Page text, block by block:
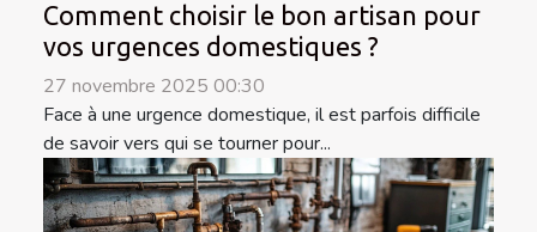
Comment choisir le bon artisan pour
vos urgences domestiques ?
27 novembre 2025 00:30
Face à une urgence domestique, il est parfois difficile
de savoir vers qui se tourner pour...